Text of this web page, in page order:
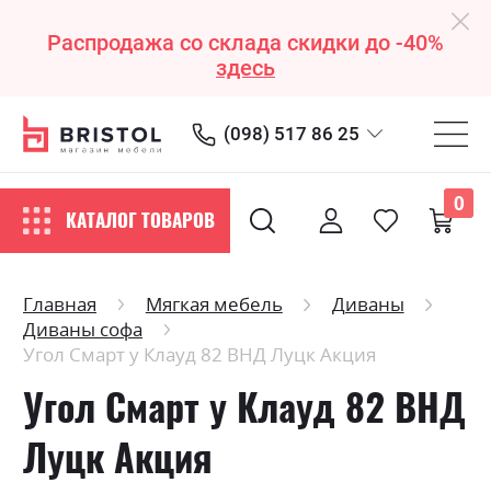
Распродажа со склада скидки до -40%
здесь
(098) 517 86 25
КАТАЛОГ ТОВАРОВ
0
Главная Мягкая мебель
Диваны
Диваны софа
Угол Смарт у Клауд 82 ВНД Луцк Акция
Угол Смарт у Клауд 82 ВНД
Луцк Акция